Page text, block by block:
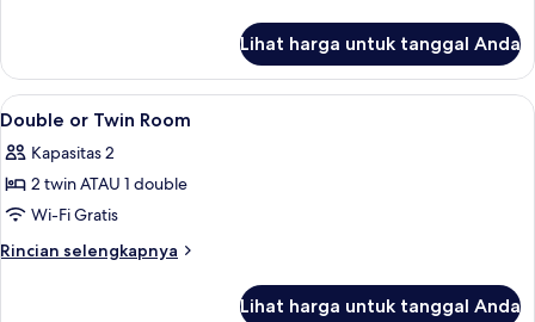
Single
Room
Lihat harga untuk tanggal Anda
Lihat
semua
foto
untuk
Double
or
Seprai premium, minibar, brankas,
10
Double or Twin Room
Kapasitas 2
2 twin ATAU 1 double
Wi-Fi Gratis
Rincian selengkapnya
Rincian
Lihat harga untuk tanggal Anda